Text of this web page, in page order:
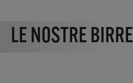
LE NOSTRE BIRRE